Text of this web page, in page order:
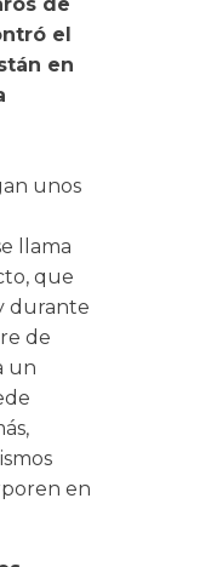
el
en
unos
llama
que
durante
de
un
en